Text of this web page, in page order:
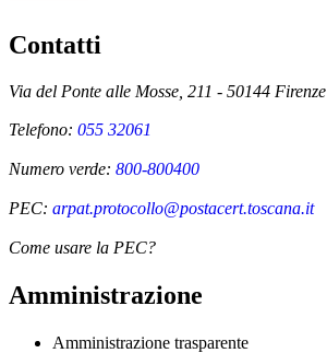
Contatti
Via del Ponte alle Mosse, 211 - 50144 Firenze
Telefono: 055 32061
Numero verde: 800-800400
PEC: arpat.protocollo@postacert.toscana.it
Come usare la PEC?
Amministrazione
Amministrazione trasparente